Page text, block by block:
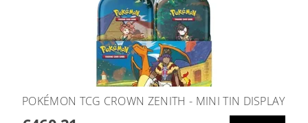
POKÉMON TCG CROWN ZENITH - MINI TIN DISPLAY